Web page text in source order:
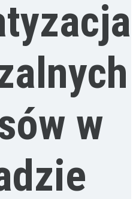
ma
gdy w
się powtarzalne
dużo
kontroli
ryzyko
szczególnie
liczy się